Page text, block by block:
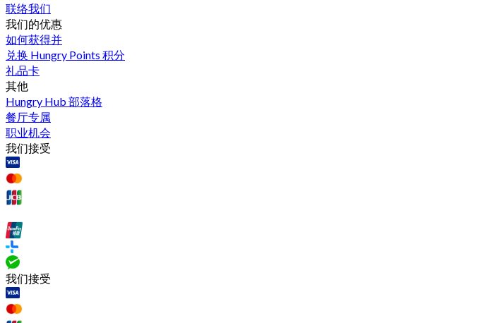
联络我们
我们的优惠
如何获得并
兑换 Hungry Points 积分
礼品卡
其他
Hungry Hub 部落格
餐厅专属
职业机会
我们接受
我们接受